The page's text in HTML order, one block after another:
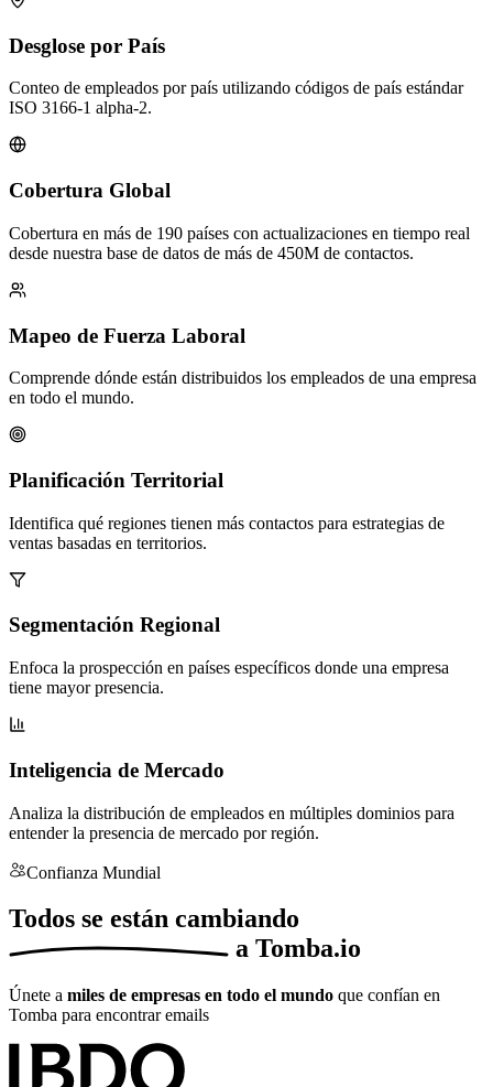
Desglose por País
Conteo de empleados por país utilizando códigos de país estándar
ISO 3166-1 alpha-2.
Cobertura Global
Cobertura en más de 190 países con actualizaciones en tiempo real
desde nuestra base de datos de más de 450M de contactos.
Mapeo de Fuerza Laboral
Comprende dónde están distribuidos los empleados de una empresa
en todo el mundo.
Planificación Territorial
Identifica qué regiones tienen más contactos para estrategias de
ventas basadas en territorios.
Segmentación Regional
Enfoca la prospección en países específicos donde una empresa
tiene mayor presencia.
Inteligencia de Mercado
Analiza la distribución de empleados en múltiples dominios para
entender la presencia de mercado por región.
Confianza Mundial
Todos se están cambiando
a Tomba.io
Únete a miles de empresas en todo el mundo que confían en
Tomba para encontrar emails